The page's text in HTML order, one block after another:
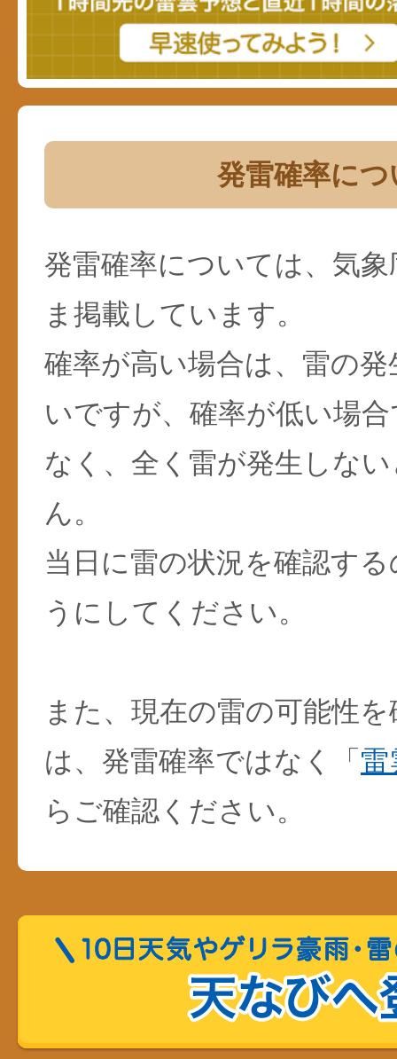
発雷確率につ
発雷確率については、気
ま掲載しています。
確率が高い場合は、雷の
いですが、確率が低い場
なく、全く雷が発生しな
ん。
当日に雷の状況を確認す
うにしてください。
また、現在の雷の可能性
は、発雷確率ではなく「 雷
らご確認ください。